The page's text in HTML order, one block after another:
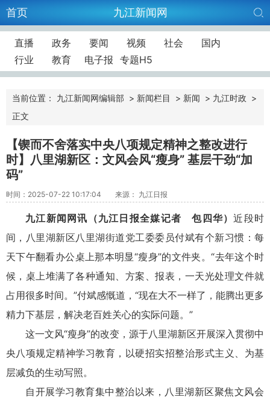
首页 九江新闻网
直播 政务 要闻 视频 社会
国内
行业
教育 电子报 专题H5
当前位置： 九江新闻网编辑部 > 新闻栏目 > 新闻 > 九江时政 >
正文
【锲而不舍落实中央八项规定精神之整改进行
时】八里湖新区：文风会风“瘦身” 基层干劲“加
码”
时间：2025-07-22 10:17:04 来源： 九江日报
九江新闻网讯（九江日报全媒记者包四华）近段时
间，八里湖新区八里湖街道党工委委员付斌有个新习惯：每
天下午翻看办公桌上那本明显“瘦身”的文件夹。“去年这个时
候，桌上堆满了各种通知、方案、报表，一天光处理文件就
占用很多时间。”付斌感慨道，“现在大不一样了，能腾出更多
精力下基层，解决老百姓关心的实际问题。”
这一文风“瘦身”的改变，源于八里湖新区开展深入贯彻中
央八项规定精神学习教育，以硬招实招整治形式主义、为基
层减负的生动写照。
自开展学习教育集中整治以来，八里湖新区聚焦文风会